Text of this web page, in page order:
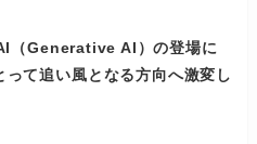
（Generative AI）の登場に
て追い風となる方向へ激変し